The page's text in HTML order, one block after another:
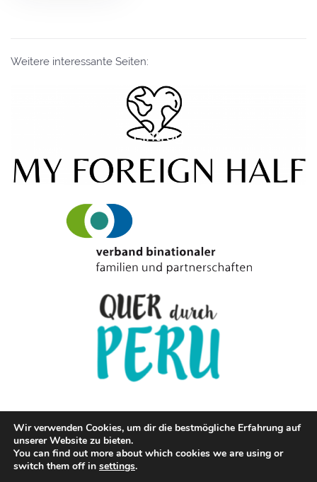
Weitere interessante Seiten:
Eintrag
© Copyright Cevichetrifftfischstaebchen.de 2020
Wir verwenden Cookies, um dir die bestmögliche Erfahrung auf
unserer Website zu bieten.
You can find out more about which cookies we are using or
switch them off in settings.